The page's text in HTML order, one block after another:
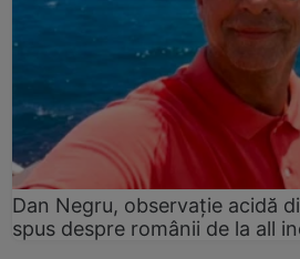
Dan Negru, observație acidă
spus despre românii de la all